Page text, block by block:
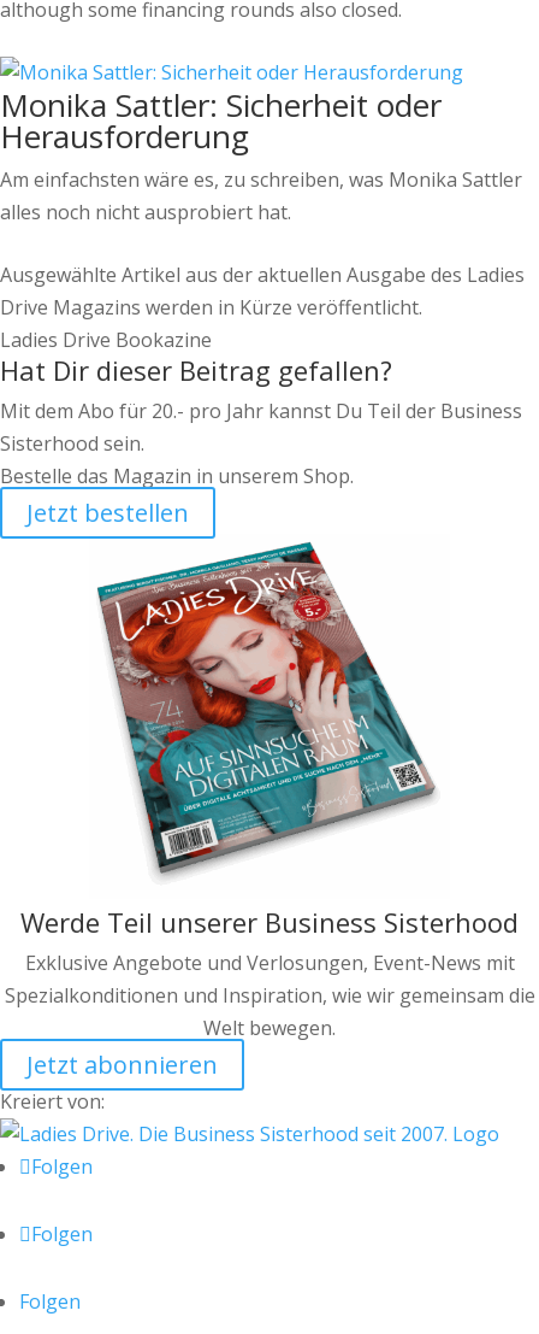
although some financing rounds also closed.
Monika Sattler: Sicherheit oder
Herausforderung
Am einfachsten wäre es, zu schreiben, was Monika Sattler
alles noch nicht ausprobiert hat.
Ausgewählte Artikel aus der aktuellen Ausgabe des Ladies
Drive Magazins werden in Kürze veröffentlicht.
Ladies Drive Bookazine
Hat Dir dieser Beitrag gefallen?
Mit dem Abo für 20.- pro Jahr kannst Du Teil der Business
Sisterhood sein.
Bestelle das Magazin in unserem Shop.
Jetzt bestellen
Werde Teil unserer Business Sisterhood
Exklusive Angebote und Verlosungen, Event-News mit
Spezialkonditionen und Inspiration, wie wir gemeinsam die
Welt bewegen.
Jetzt abonnieren
Kreiert von:
Folgen
Folgen
Folgen